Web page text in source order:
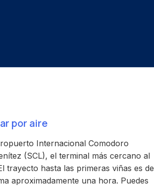
por aire
Internacional Comodoro
(SCL), el terminal más cercano al
trayecto hasta las primeras viñas es de
aproximadamente una hora. Puedes